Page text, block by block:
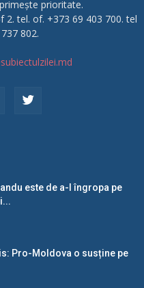
prioritate.
2. tel. of. +373 69 403 700. tel
802.
este de a-l îngropa pe
Pro-Moldova o susține pe